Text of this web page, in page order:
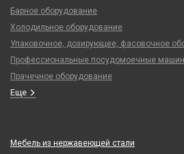
Барное оборудование
Холодильное оборудование
Упаковочное, дозирующее, фасовочное
Профессиональные посудомоечные
Прачечное оборудование
Еще
Мебель из нержавеющей стали